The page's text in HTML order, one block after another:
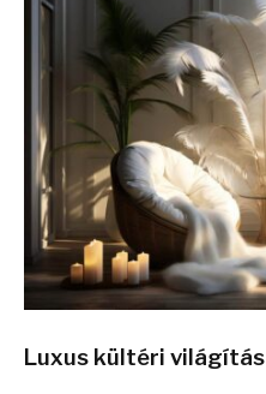
Luxus kültéri világítás